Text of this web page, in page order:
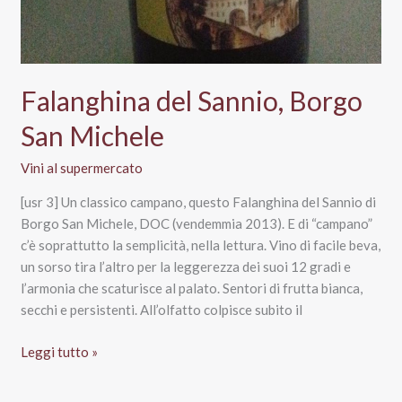
Falanghina del Sannio, Borgo
San Michele
Vini al supermercato
[usr 3] Un classico campano, questo Falanghina del Sannio di
Borgo San Michele, DOC (vendemmia 2013). E di “campano”
c’è soprattutto la semplicità, nella lettura. Vino di facile beva,
un sorso tira l’altro per la leggerezza dei suoi 12 gradi e
l’armonia che scaturisce al palato. Sentori di frutta bianca,
secchi e persistenti. All’olfatto colpisce subito il
Falanghina
Leggi tutto »